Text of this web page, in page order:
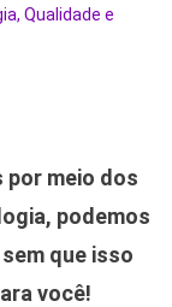
Qualidade e
por meio dos
podemos
que isso
você!